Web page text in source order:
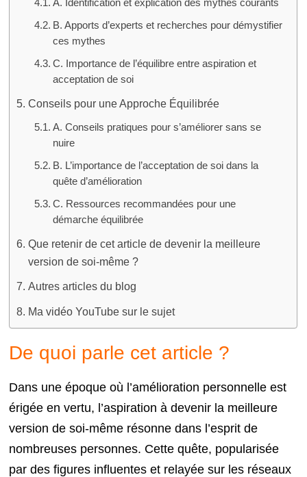
A. Identification et explication des mythes courants
B. Apports d’experts et recherches pour démystifier
ces mythes
C. Importance de l’équilibre entre aspiration et
acceptation de soi
Conseils pour une Approche Équilibrée
A. Conseils pratiques pour s’améliorer sans se
nuire
B. L’importance de l’acceptation de soi dans la
quête d’amélioration
C. Ressources recommandées pour une
démarche équilibrée
Que retenir de cet article de devenir la meilleure
version de soi-même ?
Autres articles du blog
Ma vidéo YouTube sur le sujet
De quoi parle cet article ?
Dans une époque où l’amélioration personnelle est
érigée en vertu, l’aspiration à devenir la meilleure
version de soi-même résonne dans l’esprit de
nombreuses personnes. Cette quête, popularisée
par des figures influentes et relayée sur les réseaux